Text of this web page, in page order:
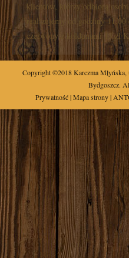
klientów, którzy odbiorą
realizujemy od godziny
czerwony z kołdunami 15
Copyright ©2018Karczma Młyńska,
Bydgoszcz.
Prywatność|Mapa strony|